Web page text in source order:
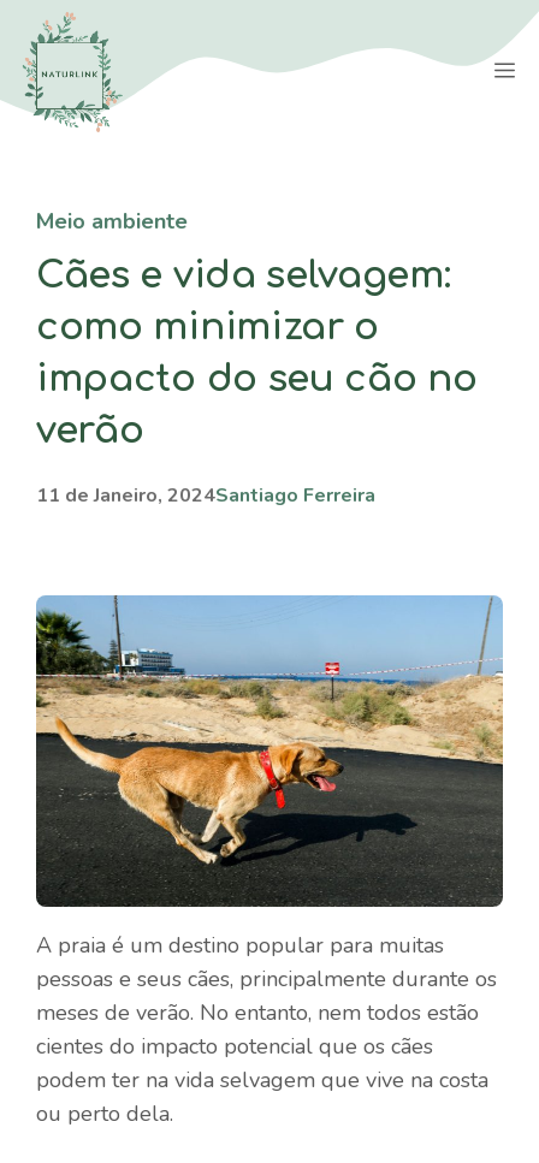
Saltar
para
conteúdo
Meio ambiente
Cães e vida selvagem:
como minimizar o
impacto do seu cão no
verão
11 de Janeiro, 2024Santiago Ferreira
A praia é um destino popular para muitas
pessoas e seus cães, principalmente durante os
meses de verão. No entanto, nem todos estão
cientes do impacto potencial que os cães
podem ter na vida selvagem que vive na costa
ou perto dela.